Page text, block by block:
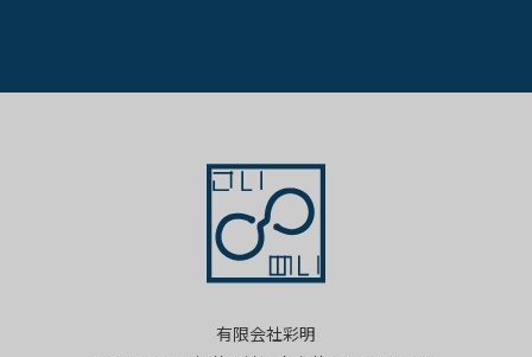
有限会社彩明